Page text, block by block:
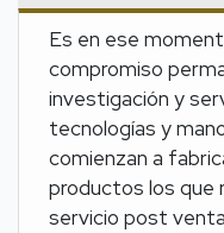
Es en ese
compromiso
investigación y
tecnologías y
comienzan a
productos los que
servicio post